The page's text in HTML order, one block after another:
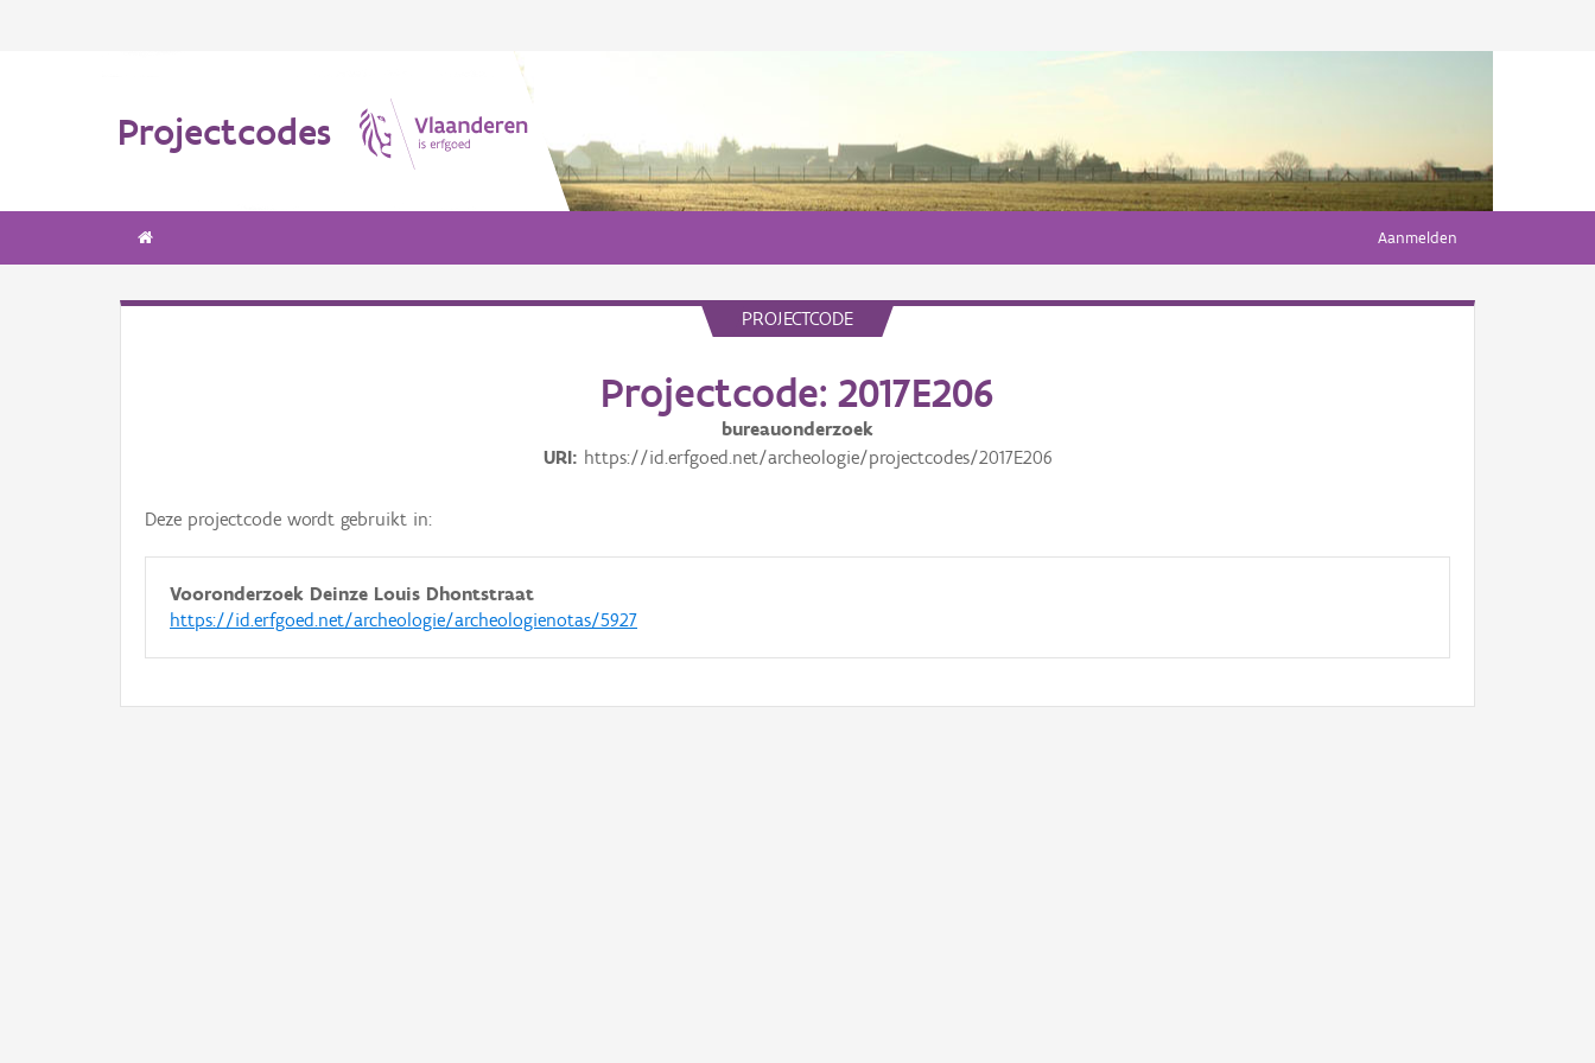
Projectcodes
Aanmelden
PROJECTCODE
Projectcode: 2017E206
bureauonderzoek
URI
https://id.erfgoed.net/archeologie/projectcodes/2017E206
Deze projectcode wordt gebruikt in:
Vooronderzoek Deinze Louis Dhontstraat
https://id.erfgoed.net/archeologie/archeologienotas/5927